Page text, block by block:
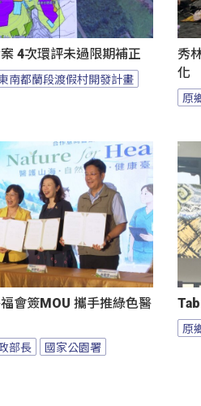
4次環評未過限期補正
南都蘭段渡假村開發計畫
秀
化
原
會簽MOU 攜手推綠色醫
部長 國家公園署
原